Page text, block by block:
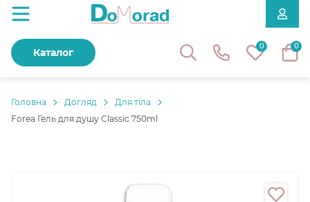
0 0
Каталог
Головнa Догляд
Для тіла
Forea Гель для душу Classic 750ml